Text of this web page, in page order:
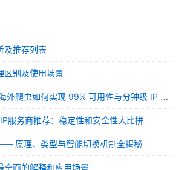
及推荐列表
区别及使用场景
动态代理IP 池搭建：海外爬虫如何实现 99% 可用性与分钟级 IP 轮换？
服务商推荐：稳定性和安全性大比拼
原理、类型与智能切换机制全揭秘
全面的解释和应用场景